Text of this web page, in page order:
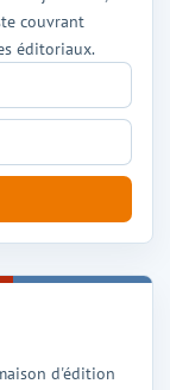
couvrant
éditoriaux.
d'édition